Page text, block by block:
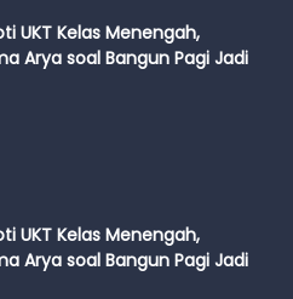
UKT Kelas Menengah,
Arya soal Bangun Pagi Jadi
UKT Kelas Menengah,
Arya soal Bangun Pagi Jadi